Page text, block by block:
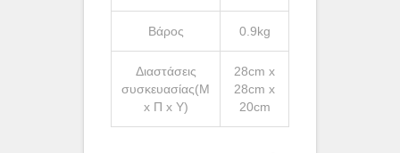
Βάρος 0.9kg
Διαστάσεις
συσκευασίας(Μ
x Π x Υ)
28cm x
28cm x
20cm